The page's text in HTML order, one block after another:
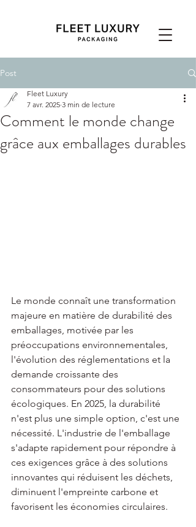
Post
Comment le monde change
grâce aux emballages durables
Fleet Luxury
7 avr. 2025 3 min de lecture
Le monde connaît une transformation
majeure en matière de durabilité des
emballages, motivée par les
préoccupations environnementales,
l'évolution des réglementations et la
demande croissante des
consommateurs pour des solutions
écologiques. En 2025, la durabilité
n'est plus une simple option, c'est une
nécessité. L'industrie de l'emballage
s'adapte rapidement pour répondre à
ces exigences grâce à des solutions
innovantes qui réduisent les déchets,
diminuent l'empreinte carbone et
favorisent les économies circulaires.